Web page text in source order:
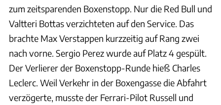
zum zeitsparenden Boxenstopp. Nur die Red Bull und
Valtteri Bottas verzichteten auf den Service. Das
brachte Max Verstappen kurzzeitig auf Rang zwei
nach vorne. Sergio Perez wurde auf Platz 4 gespült.
Der Verlierer der Boxenstopp-Runde hieß Charles
Leclerc. Weil Verkehr in der Boxengasse die Abfahrt
verzögerte, musste der Ferrari-Pilot Russell und